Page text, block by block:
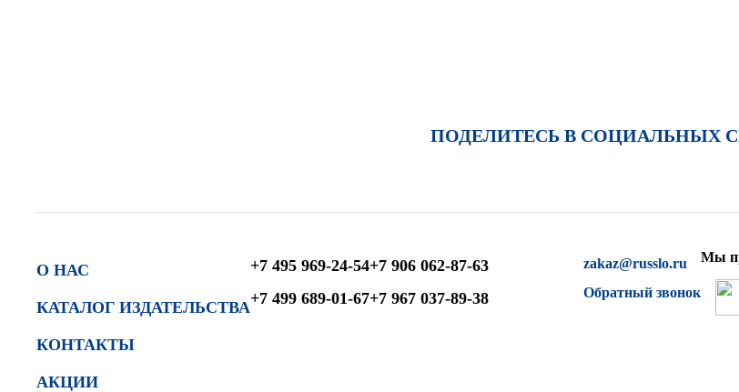
ПОДЕЛИТЕСЬ В СОЦИАЛЬНЫХ
О НАС
КАТАЛОГ ИЗДАТЕЛЬСТВА
КОНТАКТЫ
АКЦИИ
+7 495 969-24-54
+7 499 689-01-67
+7 906 062-87-63
+7 967 037-89-38
zakaz@russlo.ru
Обратный звонок
Мы